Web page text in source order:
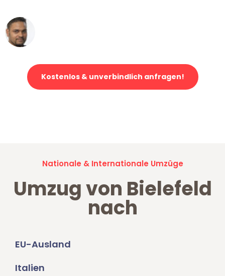
Kostenlos & unverbindlich anfragen!
Nationale & Internationale Umzüge
Umzug von Bielefeld
nach
EU-Ausland
Italien